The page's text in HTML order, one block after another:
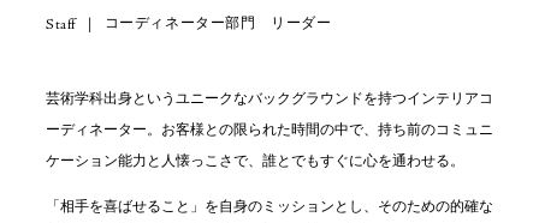
Staff | コーディネーター部門 リーダー
芸術学科出身というユニークなバックグラウンドを持つインテリアコ
ーディネーター。お客様との限られた時間の中で、持ち前のコミュニ
ケーション能力と人懐っこさで、誰とでもすぐに心を通わせる。
「相手を喜ばせること」を自身のミッションとし、そのための的確な